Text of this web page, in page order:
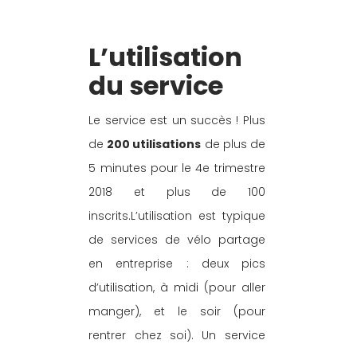
L’utilisation
du service
Le service est un succès ! Plus
de 200 utilisations de plus de
5 minutes pour le 4e trimestre
2018 et plus de 100
inscrits.L’utilisation est typique
de services de vélo partage
en entreprise : deux pics
d’utilisation, à midi (pour aller
manger), et le soir (pour
rentrer chez soi). Un service